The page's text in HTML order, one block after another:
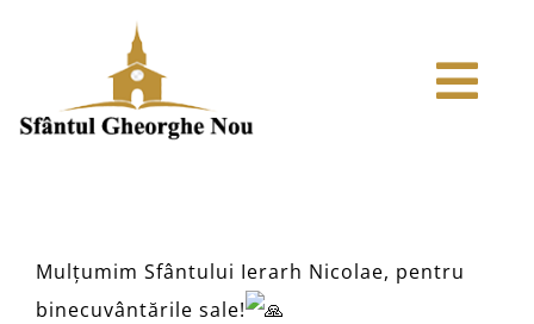
Mulțumim Sfântului Ierarh Nicolae, pentru
binecuvântările sale!